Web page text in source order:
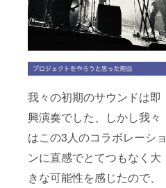
我々の初期のサウンドは即
興演奏でした、しかし我々
はこの3人のコラボレーショ
ンに直感でとてつもなく大
きな可能性を感じたので、